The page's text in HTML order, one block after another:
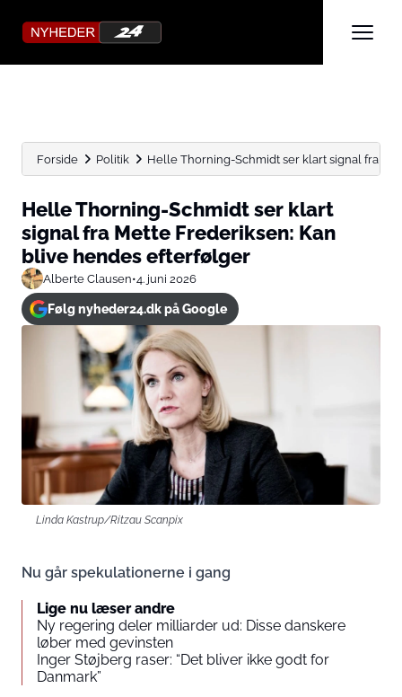
Forside Politik Helle Thorning-Schmidt ser klart signal fra
Helle Thorning-Schmidt ser klart
signal fra Mette Frederiksen: Kan
blive hendes efterfølger
Alberte Clausen•4. juni 2026
Følg nyheder24.dk på Google
Linda Kastrup/Ritzau Scanpix
Nu går spekulationerne i gang
Lige nu læser andre
Ny regering deler milliarder ud: Disse danskere
løber med gevinsten
Inger Støjberg raser: “Det bliver ikke godt for
Danmark”